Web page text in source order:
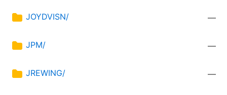
JOYDVISN/ —
JPM/ —
JREWING/ —